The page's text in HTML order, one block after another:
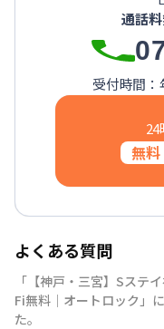
通話
受付時間：
無料
よくある質問
「【神戸・三宮】Sステ
Fi無料｜オートロック」
た。